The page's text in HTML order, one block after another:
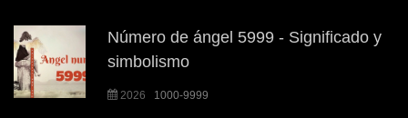
Número de ángel 5999 - Significado y
simbolismo
2026 1000-9999